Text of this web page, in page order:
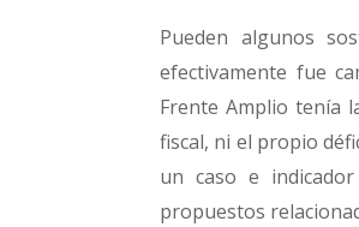
Pueden algunos
efectivamente fue
Frente Amplio tenía
fiscal, ni el propio
un caso e
propuestos